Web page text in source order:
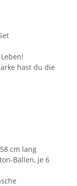
hast du die
cm lang
Bällen, je 6